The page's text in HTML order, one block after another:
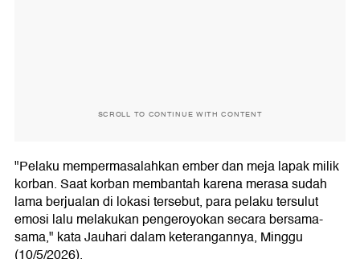
SCROLL TO CONTINUE WITH CONTENT
"Pelaku mempermasalahkan ember dan meja lapak milik
korban. Saat korban membantah karena merasa sudah
lama berjualan di lokasi tersebut, para pelaku tersulut
emosi lalu melakukan pengeroyokan secara bersama-
sama," kata Jauhari dalam keterangannya, Minggu